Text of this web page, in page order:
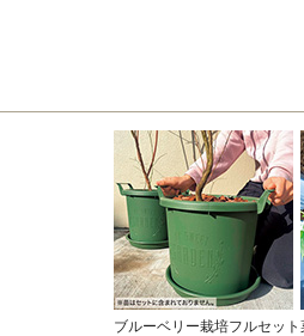
ブルーベリー栽培フルセット